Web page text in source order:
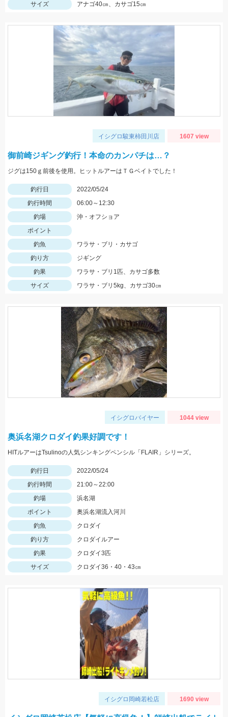
サイズ
アナゴ40㎝、カサゴ15㎝
イシグロ駿東柿田川店 1607 view
御前崎ジギング釣行！本命のカンパチは…？
ジグは150ｇ前後を使用。ヒットルアーはＴＧベイトでした！
釣行日
2022/05/24
釣行時間
06:00～12:30
釣場
沖・オフショア
ポイント
釣魚
ワラサ・ブリ・カサゴ
釣り方
ジギング
釣果
ワラサ・ブリ1匹、カサゴ多数
サイズ
ワラサ・ブリ5kg、カサゴ30㎝
イシグロバイヤー 1044 view
奥浜名湖クロダイ釣果好調です！
HITルアーはTsulinoの人気シンキングペンシル「FLAIR」シリーズ。
釣行日
2022/05/24
釣行時間
21:00～22:00
釣場
浜名湖
ポイント
奥浜名湖流入河川
釣魚
クロダイ
釣り方
クロダイルアー
釣果
クロダイ3匹
サイズ
クロダイ36・40・43㎝
イシグロ岡崎若松店 1690 view